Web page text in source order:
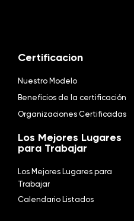
Certificacion
Nuestro Modelo
Beneficios de la certificación
Organizaciones Certificadas
Los Mejores Lugares
para Trabajar
Los Mejores Lugares para
Trabajar
Calendario Listados